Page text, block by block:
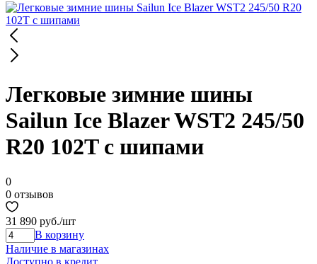
Легковые зимние шины
Sailun Ice Blazer WST2 245/50
R20 102T с шипами
0
0 отзывов
31 890 руб./шт
В корзину
Наличие в магазинах
Доступно в кредит